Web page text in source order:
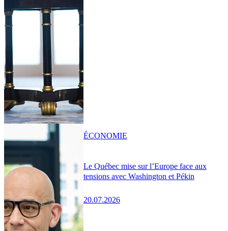
Le Québec mise sur l’Europe face aux
tensions avec Washington et Pékin
20.07.2026
ÉCONOMIE